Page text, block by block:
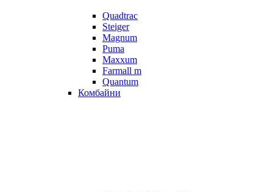
Quadtrac
Steiger
Magnum
Puma
Maxxum
Farmall m
Quantum
Комбайни